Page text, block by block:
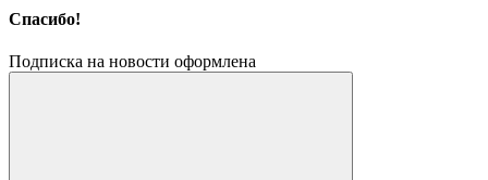
Спасибо!
Подписка на новости оформлена